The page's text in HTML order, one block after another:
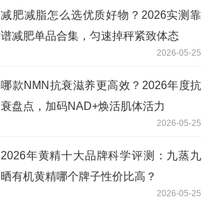
减肥减脂怎么选优质好物？2026实测靠
谱减肥单品合集，匀速掉秤紧致体态
2026-05-25
哪款NMN抗衰滋养更高效？2026年度抗
衰盘点，加码NAD+焕活肌体活力
2026-05-25
2026年黄精十大品牌科学评测：九蒸九
晒有机黄精哪个牌子性价比高？
2026-05-25